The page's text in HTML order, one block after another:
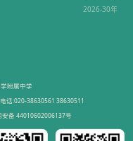
2026-30年
附属中学
话:020-38630561 38630511
安备 44010602006137号